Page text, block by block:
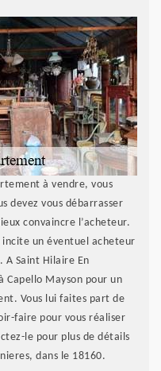
à vendre, vous
devez vous débarrasser
convaincre l’acheteur.
un éventuel acheteur
A Saint Hilaire En
Capello Mayson pour un
Vous lui faites part de
faire pour vous réaliser
le pour plus de détails
dans le 18160.